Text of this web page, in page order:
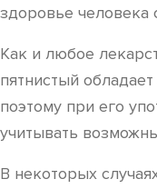
здоровье человека
Как и любое
пятнистый
поэтому при его
учитывать
В некоторых